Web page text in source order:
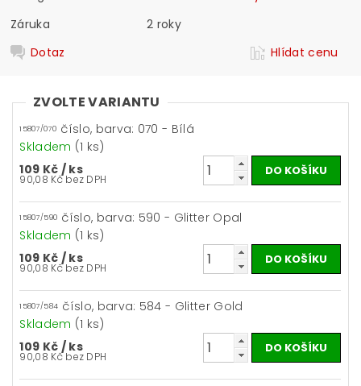
Záruka
2 roky
Dotaz
Hlídat cenu
ZVOLTE VARIANTU
15807/070 číslo, barva: 070 - Bílá
Skladem (1 ks)
109 Kč / ks
90,08 Kč bez DPH
15807/590 číslo, barva: 590 - Glitter Opal
Skladem (1 ks)
109 Kč / ks
90,08 Kč bez DPH
15807/584 číslo, barva: 584 - Glitter Gold
Skladem (1 ks)
109 Kč / ks
90,08 Kč bez DPH